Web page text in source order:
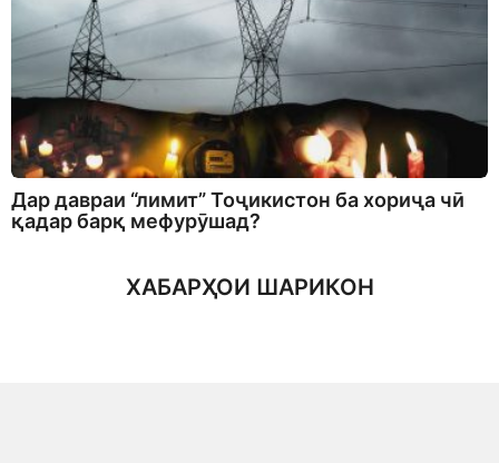
Дар давраи “лимит” Тоҷикистон ба хориҷа чӣ
қадар барқ мефурӯшад?
ХАБАРҲОИ ШАРИКОН